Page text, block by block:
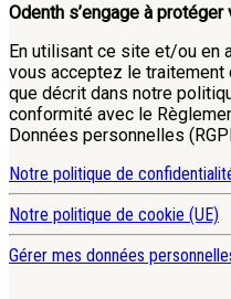
Odenth s’engage à
En utilisant ce site et/ou en
vous acceptez le
que décrit dans notre
conformité avec le
Données personnelles
Notre politique de
Notre politique de cookie (UE)
Gérer mes données